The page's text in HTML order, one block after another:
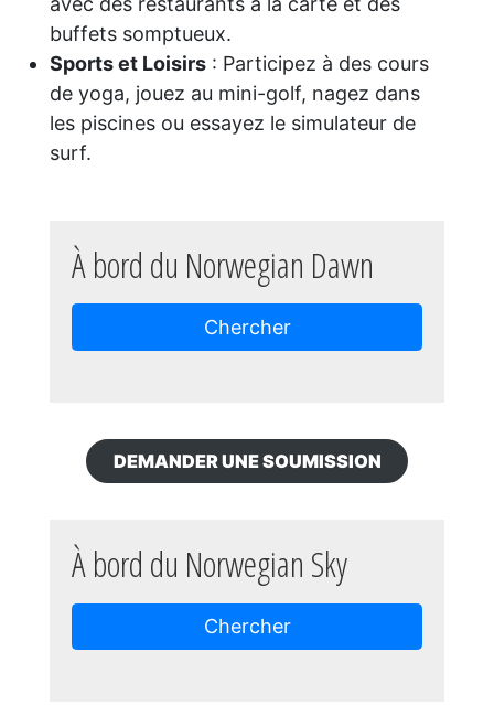
buffets somptueux.
Sports et Loisirs: Participez à des cours
de yoga, jouez au mini-golf, nagez dans
les piscines ou essayez le simulateur de
surf.
À bord du Norwegian Dawn
Chercher
DEMANDER UNE SOUMISSION
À bord du Norwegian Sky
Chercher